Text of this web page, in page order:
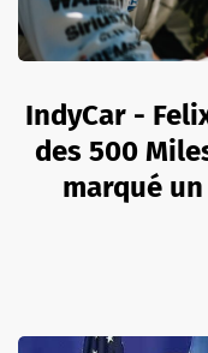
IndyCar -
des 500
marqué